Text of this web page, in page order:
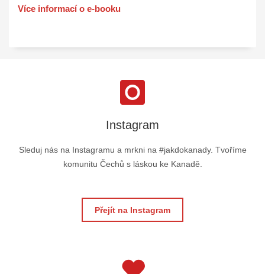
Více informací o e-booku
Instagram
Sleduj nás na Instagramu a mrkni na #jakdokanady. Tvoříme
komunitu Čechů s láskou ke Kanadě.
Přejít na Instagram